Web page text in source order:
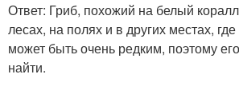
Ответ: Гриб, похожий на белый
лесах, на полях и в других местах,
может быть очень редким, поэтому
найти.